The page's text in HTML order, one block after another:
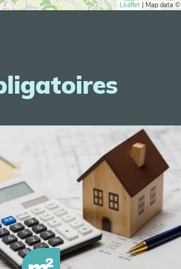
Leaflet | Map data ©